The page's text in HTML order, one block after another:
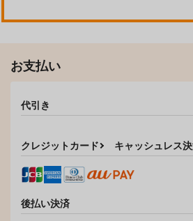
お支払い
代引き
クレジットカード キャッシュレス
後払い決済